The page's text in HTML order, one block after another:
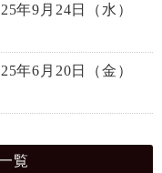
年9月24日（水）
年6月20日（金）
覧